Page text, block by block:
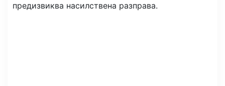
предизвиква насилствена разправа.